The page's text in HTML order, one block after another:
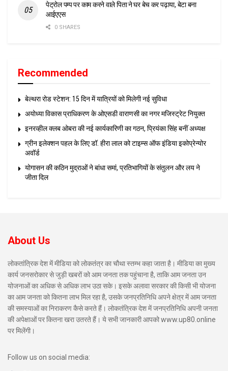
पेट्रोल पम्प पर काम करने वाले पिता ने घर बेच कर पढ़ाया, बेटा बना
आईएएस
0 SHARES
Recommended
बेल्थरा रोड स्टेशन: 15 दिन में यात्रियों को मिलेगी नई सुविधा
अयोध्या विकास प्राधिकरण के ओएसडी वाराणसी का नगर मजिस्ट्रेट नियुक्त
इनरव्हील क्लब ओबरा की नई कार्यकारिणी का गठन, प्रियंका सिंह बनीं अध्यक्ष
ग्रीन इलेक्शन पहल के लिए डॉ. हीरा लाल को टाइम्स ऑफ इंडिया इकोप्रेन्योर
अवॉर्ड
योगासन की कठिन मुद्राओं ने बांधा समां, प्रतिभागियों के संतुलन और लय ने
जीता दिल
About Us
लोकतांत्रिक देश में मीडिया को लोकतंत्र का चौथा स्तम्भ कहा जाता है। मीडिया का मुख्य
कार्य जनसरोकार से जुड़ी खबरों को आम जनता तक पहुंचाना है, ताकि आम जनता उन
योजनाओं का अधिक से अधिक लाभ उठा सके। इसके अलावा सरकार की किसी भी योजना
का आम जनता को कितना लाभ मिल रहा है, उसके जनप्रतिनिधि अपने क्षेत्र में आम जनता
की समस्याओं का निराकरण कैसे करते हैं। लोकतंत्रिक देश में जनप्रतिनिधि अपनी जनता
की अपेक्षाओं पर कितना खरा उतरते हैं। ये सभी जानकारी आपको www.up80.online
पर मिलेंगी।
Follow us on social media: